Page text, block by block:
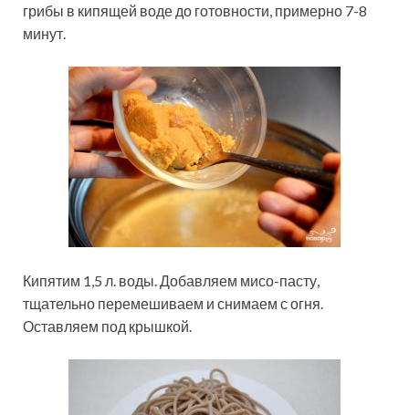
грибы в кипящей воде до готовности, примерно 7-8
минут.
Кипятим 1,5 л. воды. Добавляем мисо-пасту,
тщательно перемешиваем и снимаем с огня.
Оставляем под крышкой.